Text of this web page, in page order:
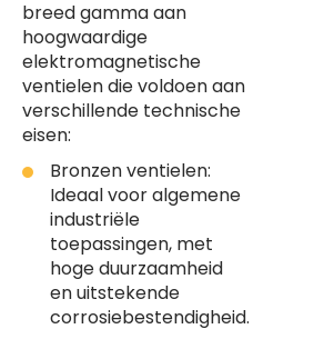
breed gamma aan
hoogwaardige
elektromagnetische
ventielen die voldoen aan
verschillende technische
eisen:
Bronzen ventielen:
Ideaal voor algemene
industriële
toepassingen, met
hoge duurzaamheid
en uitstekende
corrosiebestendigheid.